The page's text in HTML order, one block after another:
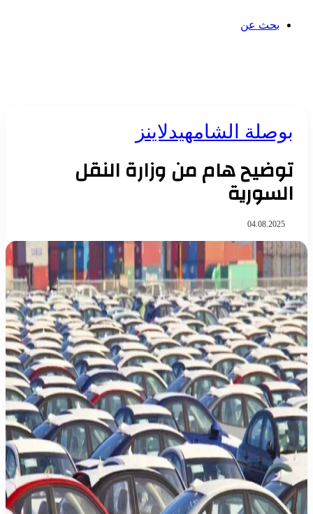
بحث عن
بوصلة الشامهيدلاينز
توضيح هام من وزارة النقل
السورية
04.08.2025